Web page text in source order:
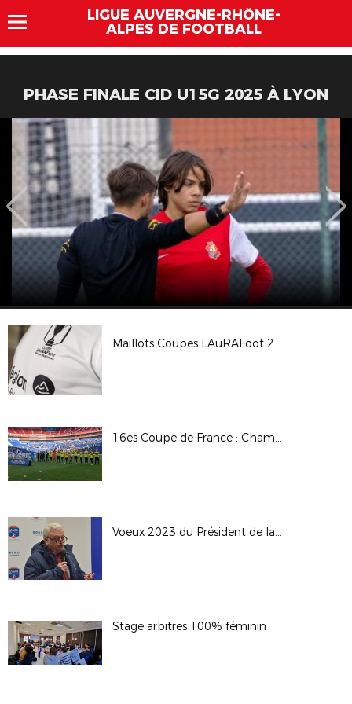
LIGUE AUVERGNE-RHÔNE-
ALPES DE FOOTBALL
PHASE FINALE CID U15G 2025 À LYON
Maillots Coupes LAuRAFoot 2023
16es Coupe de France : Chambéry SF / OL
Voeux 2023 du Président de la LAuRAFoot
Stage arbitres 100% féminin